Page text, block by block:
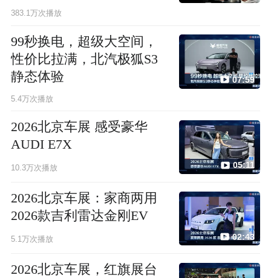
383.1万次播放
99秒换电，超级大空间，
性价比拉满，北汽极狐S3
静态体验
5.4万次播放
07:59
2026北京车展 感受豪华
AUDI E7X
10.3万次播放 05:11
2026北京车展：家商两用
2026款吉利雷达金刚EV
5.1万次播放 02:43
2026北京车展，红旗展台